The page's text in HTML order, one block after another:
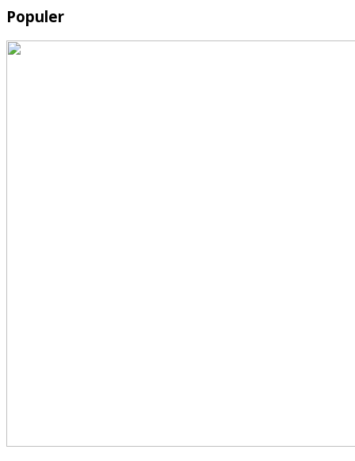
Populer